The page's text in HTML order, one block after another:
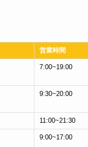
営業時間
7:00~19:00
9:30~20:00
11:00~21:30
9:00~17:00